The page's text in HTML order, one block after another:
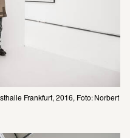
Frankfurt, 2016, Foto: Norbert